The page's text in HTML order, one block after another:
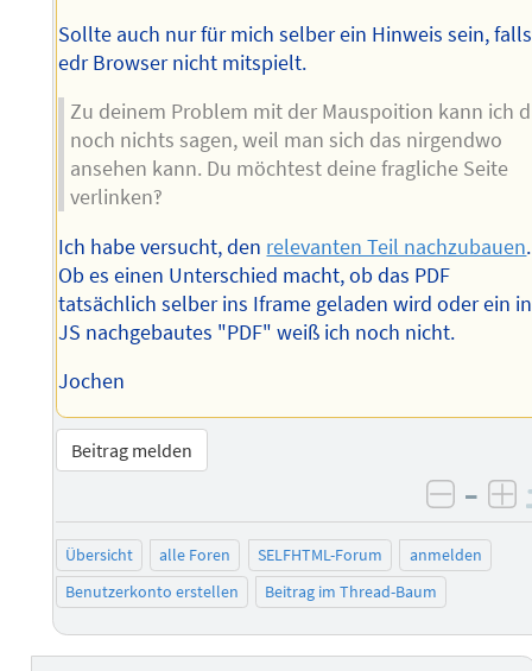
Sollte auch nur für mich selber ein Hinweis sein, falls
edr Browser nicht mitspielt.
Zu deinem Problem mit der Mauspoition kann ich
noch nichts sagen, weil man sich das nirgendwo
ansehen kann. Du möchtest deine fragliche Seite
verlinken‽
Ich habe versucht, den relevanten Teil nachzubauen.
Ob es einen Unterschied macht, ob das PDF
tatsächlich selber ins Iframe geladen wird oder ein in
JS nachgebautes "PDF" weiß ich noch nicht.
Jochen
Beitrag melden
–
Übersicht alle Foren SELFHTML-Forum
anmelden
Benutzerkonto erstellen
Beitrag im Thread-Baum